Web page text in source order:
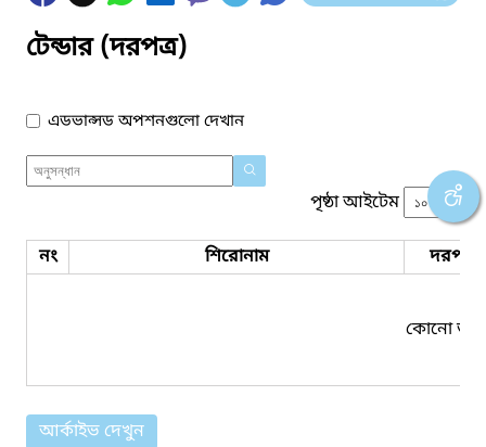
টেন্ডার (দরপত্র)
এডভান্সড অপশনগুলো দেখান
পৃষ্ঠা আইটেম
নং শিরোনাম দরপত্র
কোনো তথ্য
আর্কাইভ দেখুন